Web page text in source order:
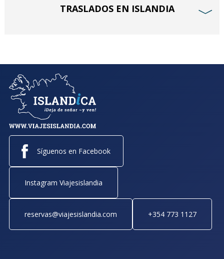
TRASLADOS EN ISLANDIA ﹀
Síguenos en Facebook
Instagram Viajesislandia
reservas@viajesislandia.com +354 773 1127